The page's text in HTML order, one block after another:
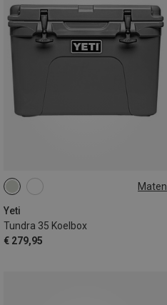
Maten
Yeti
Tundra 35 Koelbox
€ 279,95
35L